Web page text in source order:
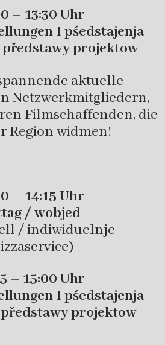
– 13:30 Uhr
I pśedstajenja
projektow
aktuelle
Netzwerkmitgliedern,
Filmschaffenden, die
Region widmen!
– 14:15 Uhr
/ wobjed
/ indiwiduelnje
– 15:00 Uhr
I pśedstajenja
projektow